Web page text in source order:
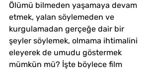
Ölümü bilmeden yaşamaya devam
etmek, yalan söylemeden ve
kurgulamadan gerçeğe dair bir
şeyler söylemek, olmama ihtimalini
eleyerek de umudu göstermek
mümkün mü? İşte böylece film